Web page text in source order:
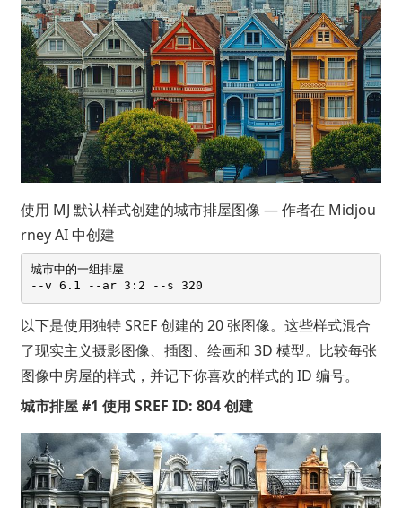
使用 MJ 默认样式创建的城市排屋图像 — 作者在 Midjou
rney AI 中创建
城市中的一组排屋
以下是使用独特 SREF 创建的 20 张图像。这些样式混合
了现实主义摄影图像、插图、绘画和 3D 模型。比较每张
图像中房屋的样式，并记下你喜欢的样式的 ID 编号。
城市排屋 #1 使用 SREF ID: 804 创建